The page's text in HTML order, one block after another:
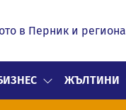
в Перник и региона
ЖЪЛТИНИ